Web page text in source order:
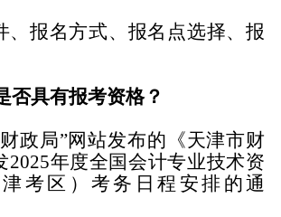
、报名方式、报名点选择、报
否具有报考资格？
政局”网站发布的《天津市财
2025年度全国会计专业技术资
考区）考务日程安排的通